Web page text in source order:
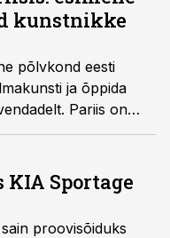
kunstnikke
põlvkond eesti
ja õppida
Pariis on
kasin – siin
kehvi elutingimusi.
Sportage
proovisõiduks